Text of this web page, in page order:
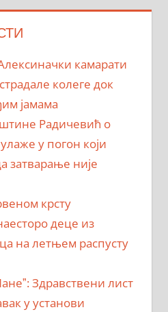
камарати
колеге док
јамама
Радичевић о
у погон који
затварање није
крсту
деце из
на летњем распусту
Здравствени лист
у установи